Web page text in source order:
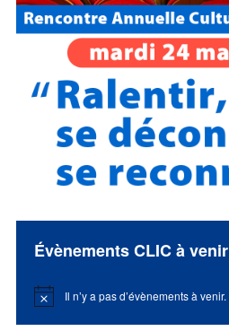
Évènements CLIC à venir
Notice Il n’y a pas d’évènements à venir.